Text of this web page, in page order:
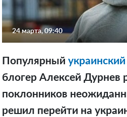
24 марта, 09:40
Популярный
блогер Алексей Дурнев
поклонников
решил перейти на